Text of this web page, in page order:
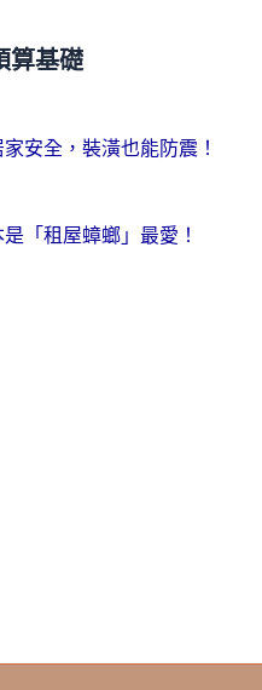
算基礎
安全，裝潢也能防震！
「租屋蟑螂」最愛！